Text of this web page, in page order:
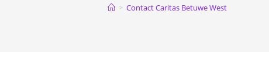
zoeken
> Contact Caritas Betuwe West